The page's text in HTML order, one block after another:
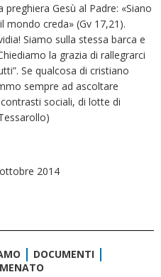
Gesù al Padre: «Siano
creda» (Gv 17,21).
Siamo sulla stessa barca e
la grazia di rallegrarci
Se qualcosa di cristiano
sempre ad ascoltare
sociali, di lotte di
2014
DOCUMENTI